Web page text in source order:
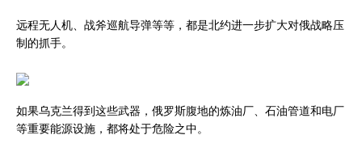
远程无人机、战斧巡航导弹等等，都是北约进一步扩大对俄战略压
制的抓手。
如果乌克兰得到这些武器，俄罗斯腹地的炼油厂、石油管道和电厂
等重要能源设施，都将处于危险之中。